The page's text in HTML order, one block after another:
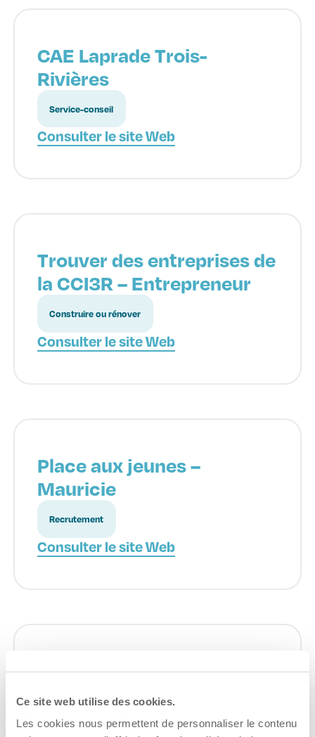
Ce site web utilise des cookies.
Les cookies nous permettent de personnaliser le contenu
CAE Laprade Trois-
Rivières
Service-conseil
Consulter le site Web
Trouver des entreprises de
la CCI3R – Entrepreneur
Construire ou rénover
Consulter le site Web
Place aux jeunes –
Mauricie
Recrutement
Consulter le site Web
Investissement Québec
Financement
Consulter le site Web